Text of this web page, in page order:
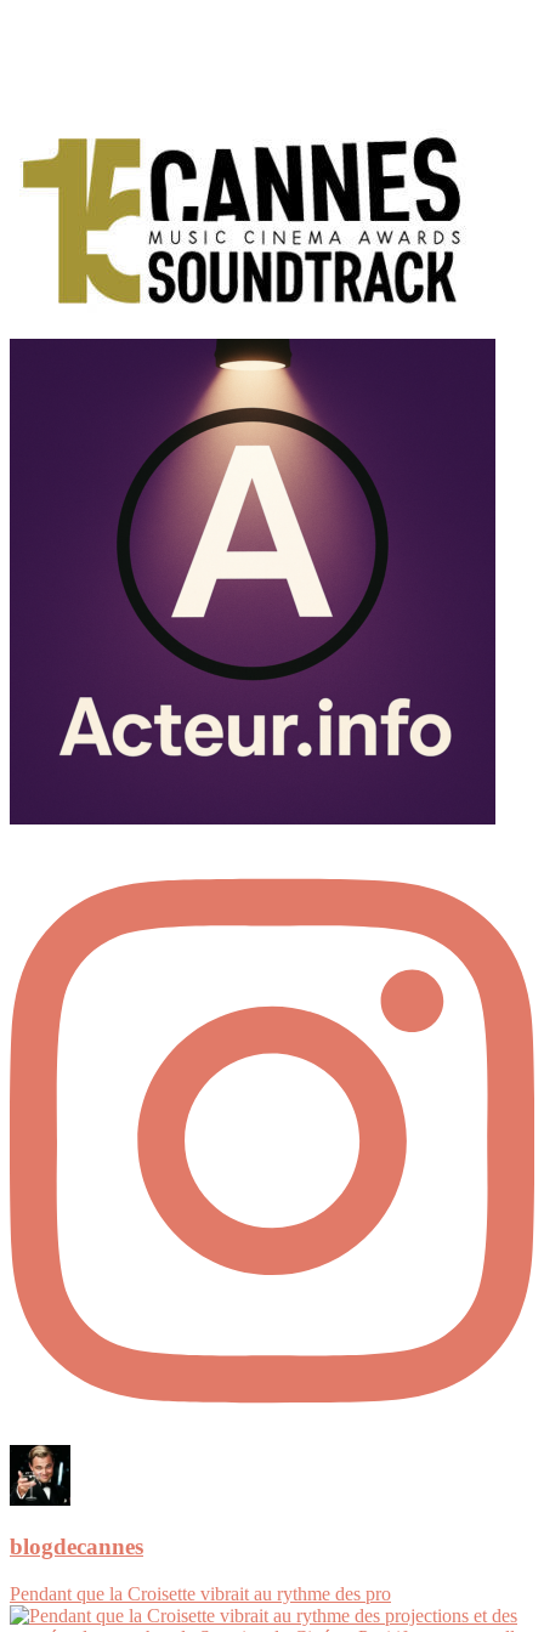
blogdecannes
Pendant que la Croisette vibrait au rythme des pro